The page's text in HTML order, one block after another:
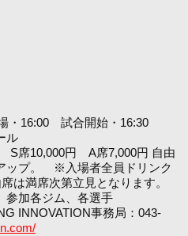
・16:00 試合開始・16:30
ル
席10,000円 A席7,000円 自由
ップ。 ※入場者全員ドリンク
満席次第立見となります。
参加各ジム、各選手
INNOVATION事務局：043-